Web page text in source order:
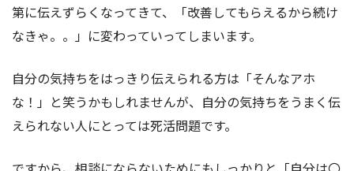
第に伝えずらくなってきて、「改善してもらえるから続け
なきゃ。。」に変わっていってしまいます。
自分の気持ちをはっきり伝えられる方は「そんなアホ
な！」と笑うかもしれませんが、自分の気持ちをうまく伝
えられない人にとっては死活問題です。